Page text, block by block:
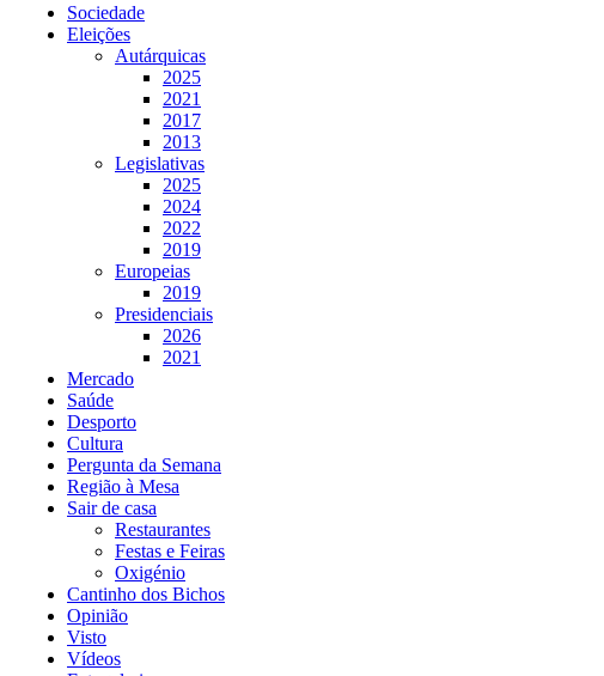
Sociedade
Eleições
Autárquicas
2025
2021
2017
2013
Legislativas
2025
2024
2022
2019
Europeias
2019
Presidenciais
2026
2021
Mercado
Saúde
Desporto
Cultura
Pergunta da Semana
Região à Mesa
Sair de casa
Restaurantes
Festas e Feiras
Oxigénio
Cantinho dos Bichos
Opinião
Visto
Vídeos